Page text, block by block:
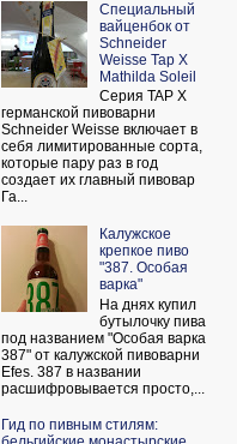
Cпециальный
вайценбок от
Schneider
Weisse Tap X
Mathilda Soleil
Серия TAP X
германской пивоварни
Schneider Weisse включает в
себя лимитированные сорта,
которые пару раз в год
создает их главный пивовар
Га...
Калужское
крепкое пиво
"387. Особая
варка"
На днях купил
бутылочку пива
под названием "Особая варка
387" от калужской пивоварни
Efes. 387 в названии
расшифровывается просто,...
Гид по пивным стилям: